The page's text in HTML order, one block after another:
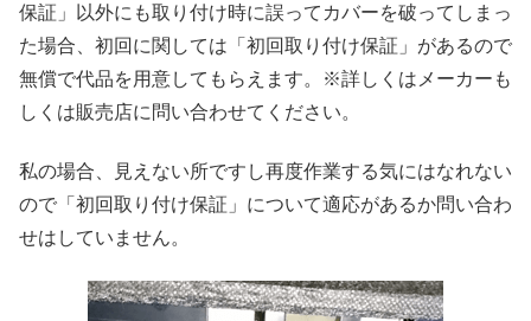
保証」以外にも取り付け時に誤ってカバーを破ってしまっ
た場合、初回に関しては「初回取り付け保証」があるので
無償で代品を用意してもらえます。※詳しくはメーカーも
しくは販売店に問い合わせてください。
私の場合、見えない所ですし再度作業する気にはなれない
ので「初回取り付け保証」について適応があるか問い合わ
せはしていません。